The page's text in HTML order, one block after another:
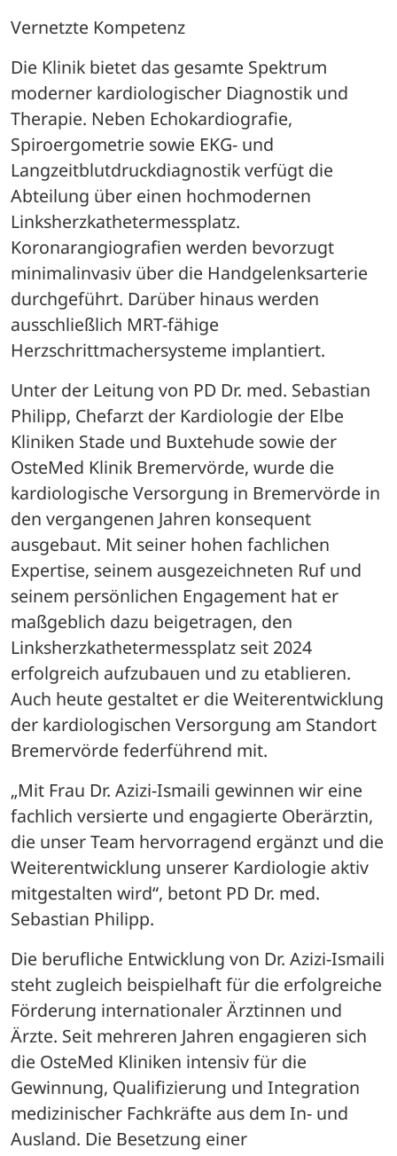
Vernetzte Kompetenz
Die Klinik bietet das gesamte Spektrum
moderner kardiologischer Diagnostik und
Therapie. Neben Echokardiografie,
Spiroergometrie sowie EKG- und
Langzeitblutdruckdiagnostik verfügt die
Abteilung über einen hochmodernen
Linksherzkathetermessplatz.
Koronarangiografien werden bevorzugt
minimalinvasiv über die Handgelenksarterie
durchgeführt. Darüber hinaus werden
ausschließlich MRT-fähige
Herzschrittmachersysteme implantiert.
Unter der Leitung von PD Dr. med. Sebastian
Philipp, Chefarzt der Kardiologie der Elbe
Kliniken Stade und Buxtehude sowie der
OsteMed Klinik Bremervörde, wurde die
kardiologische Versorgung in Bremervörde in
den vergangenen Jahren konsequent
ausgebaut. Mit seiner hohen fachlichen
Expertise, seinem ausgezeichneten Ruf und
seinem persönlichen Engagement hat er
maßgeblich dazu beigetragen, den
Linksherzkathetermessplatz seit 2024
erfolgreich aufzubauen und zu etablieren.
Auch heute gestaltet er die Weiterentwicklung
der kardiologischen Versorgung am Standort
Bremervörde federführend mit.
„Mit Frau Dr. Azizi-Ismaili gewinnen wir eine
fachlich versierte und engagierte Oberärztin,
die unser Team hervorragend ergänzt und die
Weiterentwicklung unserer Kardiologie aktiv
mitgestalten wird“, betont PD Dr. med.
Sebastian Philipp.
Die berufliche Entwicklung von Dr. Azizi-Ismaili
steht zugleich beispielhaft für die erfolgreiche
Förderung internationaler Ärztinnen und
Ärzte. Seit mehreren Jahren engagieren sich
die OsteMed Kliniken intensiv für die
Gewinnung, Qualifizierung und Integration
medizinischer Fachkräfte aus dem In- und
Ausland. Die Besetzung einer